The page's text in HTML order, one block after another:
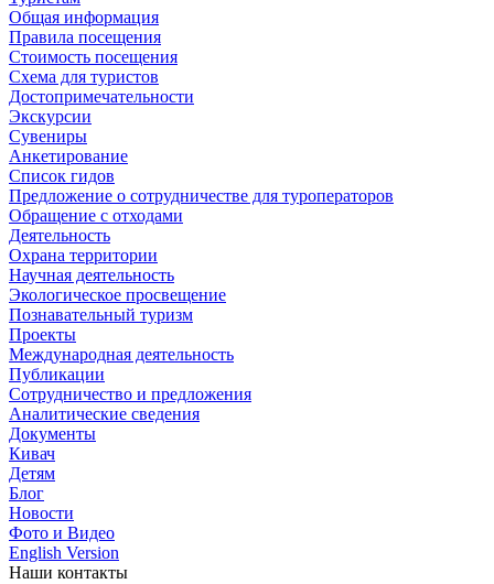
Общая информация
Правила посещения
Стоимость посещения
Схема для туристов
Достопримечательности
Экскурсии
Сувениры
Анкетирование
Список гидов
Предложение о сотрудничестве для туроператоров
Обращение с отходами
Деятельность
Охрана территории
Научная деятельность
Экологическое просвещение
Познавательный туризм
Проекты
Международная деятельность
Публикации
Сотрудничество и предложения
Аналитические сведения
Документы
Кивач
Детям
Блог
Новости
Фото и Видео
English Version
Наши контакты